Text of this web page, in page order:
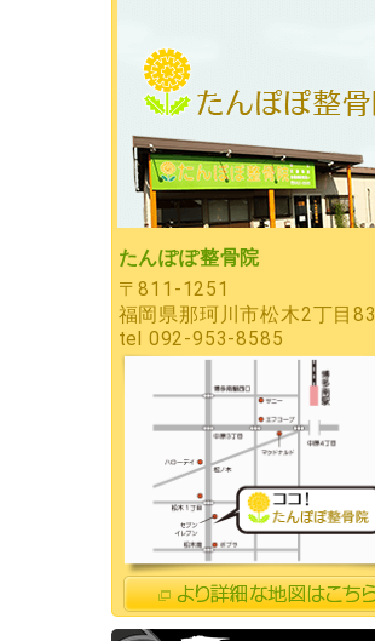
たんぽぽ整骨院
〒811-1251
福岡県那珂川市松木2丁目83
tel
092-953-8585